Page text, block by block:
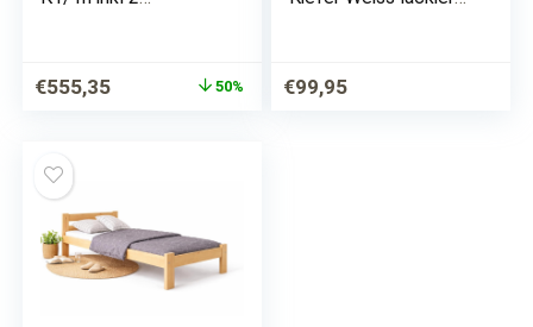
Vollholz massiv weiß
Ursprünglicher
€555,35Aktueller
50% €99,95